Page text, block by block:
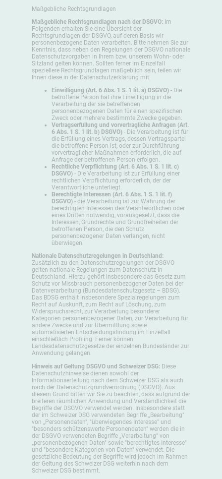
Maßgebliche Rechtsgrundlagen
Maßgebliche Rechtsgrundlagen nach der DSGVO: Im
Folgenden erhalten Sie eine Übersicht der
Rechtsgrundlagen der DSGVO, auf deren Basis wir
personenbezogene Daten verarbeiten. Bitte nehmen Sie zur
Kenntnis, dass neben den Regelungen der DSGVO nationale
Datenschutzvorgaben in Ihrem bzw. unserem Wohn- oder
Sitzland gelten können. Sollten ferner im Einzelfall
speziellere Rechtsgrundlagen maßgeblich sein, teilen wir
Ihnen diese in der Datenschutzerklärung mit.
Einwilligung (Art. 6 Abs. 1 S. 1 lit. a) DSGVO) - Die
betroffene Person hat ihre Einwilligung in die
Verarbeitung der sie betreffenden
personenbezogenen Daten für einen spezifischen
Zweck oder mehrere bestimmte Zwecke gegeben.
Vertragserfüllung und vorvertragliche Anfragen (Art.
6 Abs. 1 S. 1 lit. b) DSGVO) - Die Verarbeitung ist für
die Erfüllung eines Vertrags, dessen Vertragspartei
die betroffene Person ist, oder zur Durchführung
vorvertraglicher Maßnahmen erforderlich, die auf
Anfrage der betroffenen Person erfolgen.
Rechtliche Verpflichtung (Art. 6 Abs. 1 S. 1 lit. c)
DSGVO) - Die Verarbeitung ist zur Erfüllung einer
rechtlichen Verpflichtung erforderlich, der der
Verantwortliche unterliegt.
Berechtigte Interessen (Art. 6 Abs. 1 S. 1 lit. f)
DSGVO) - die Verarbeitung ist zur Wahrung der
berechtigten Interessen des Verantwortlichen oder
eines Dritten notwendig, vorausgesetzt, dass die
Interessen, Grundrechte und Grundfreiheiten der
betroffenen Person, die den Schutz
personenbezogener Daten verlangen, nicht
überwiegen.
Nationale Datenschutzregelungen in Deutschland:
Zusätzlich zu den Datenschutzregelungen der DSGVO
gelten nationale Regelungen zum Datenschutz in
Deutschland. Hierzu gehört insbesondere das Gesetz zum
Schutz vor Missbrauch personenbezogener Daten bei der
Datenverarbeitung (Bundesdatenschutzgesetz – BDSG).
Das BDSG enthält insbesondere Spezialregelungen zum
Recht auf Auskunft, zum Recht auf Löschung, zum
Widerspruchsrecht, zur Verarbeitung besonderer
Kategorien personenbezogener Daten, zur Verarbeitung für
andere Zwecke und zur Übermittlung sowie
automatisierten Entscheidungsfindung im Einzelfall
einschließlich Profiling. Ferner können
Landesdatenschutzgesetze der einzelnen Bundesländer zur
Anwendung gelangen.
Hinweis auf Geltung DSGVO und Schweizer DSG: Diese
Datenschutzhinweise dienen sowohl der
Informationserteilung nach dem Schweizer DSG als auch
nach der Datenschutzgrundverordnung (DSGVO). Aus
diesem Grund bitten wir Sie zu beachten, dass aufgrund der
breiteren räumlichen Anwendung und Verständlichkeit die
Begriffe der DSGVO verwendet werden. Insbesondere statt
der im Schweizer DSG verwendeten Begriffe „Bearbeitung"
von „Personendaten", "überwiegendes Interesse" und
"besonders schützenswerte Personendaten" werden die in
der DSGVO verwendeten Begriffe „Verarbeitung" von
„personenbezogenen Daten" sowie "berechtigtes Interesse"
und "besondere Kategorien von Daten" verwendet. Die
gesetzliche Bedeutung der Begriffe wird jedoch im Rahmen
der Geltung des Schweizer DSG weiterhin nach dem
Schweizer DSG bestimmt.